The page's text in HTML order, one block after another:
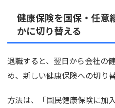
健康保険を国保・任意
かに切り替える
退職すると、翌日から会社の
め、新しい健康保険への切り
方法は、「国民健康保険に加